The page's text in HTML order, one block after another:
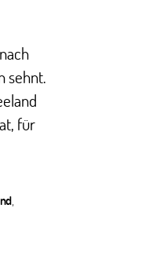
sehnt.
für